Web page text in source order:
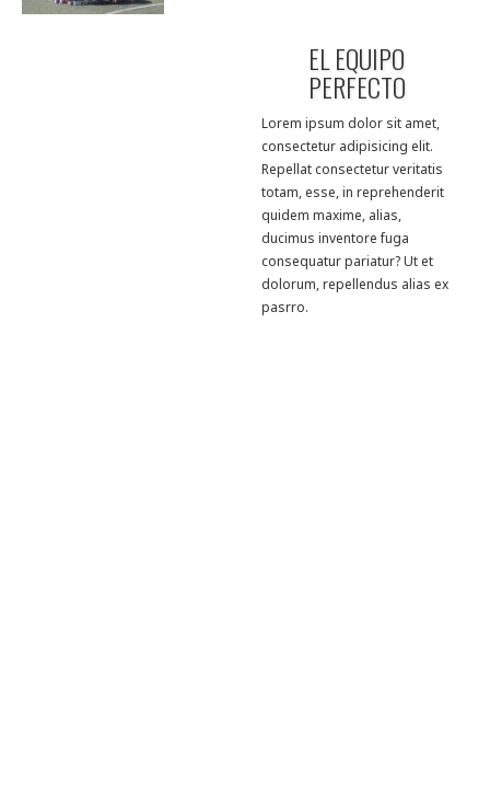
EL EQUIPO
PERFECTO
Lorem ipsum dolor sit amet,
consectetur adipisicing elit.
Repellat consectetur veritatis
totam, esse, in reprehenderit
quidem maxime, alias,
ducimus inventore fuga
consequatur pariatur? Ut et
dolorum, repellendus alias ex
pasrro.